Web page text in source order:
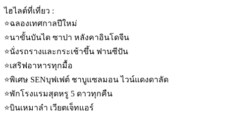
ไฮไลต์ที่เที่ยว :
⭐️ฉลองเทศกาลปีใหม่
⭐️นาขั้นบันได ซาปา หลังคาอินโดจีน
⭐️นั่งรถรางและกระเช้าขึ้น ฟานซีปัน
⭐️เสริฟอาหารทุกมื้อ
⭐️พิเศษ SENบุฟเฟต์ ชาบูแซลมอน ไวน์แดงดาลัด
⭐️พักโรงแรมสุดหรู 5 ดาวทุกคืน
⭐️บินเหมาลำ เวียตเจ็ทแอร์